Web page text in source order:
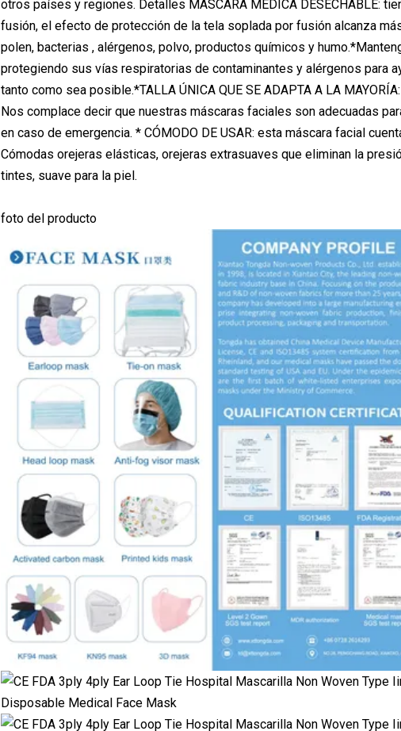
otros países y regiones. Detalles MÁSCARA MÉDICA DESECHABLE:
fusión, el efecto de protección de la tela soplada por fusión alcanza
polen, bacterias , alérgenos, polvo, productos químicos y
protegiendo sus vías respiratorias de contaminantes y alérgenos para
tanto como sea posible.*TALLA ÚNICA QUE SE ADAPTA A LA
Nos complace decir que nuestras máscaras faciales son adecuadas
en caso de emergencia. * CÓMODO DE USAR: esta máscara facial
Cómodas orejeras elásticas, orejeras extrasuaves que eliminan la
tintes, suave para la piel.
foto del producto